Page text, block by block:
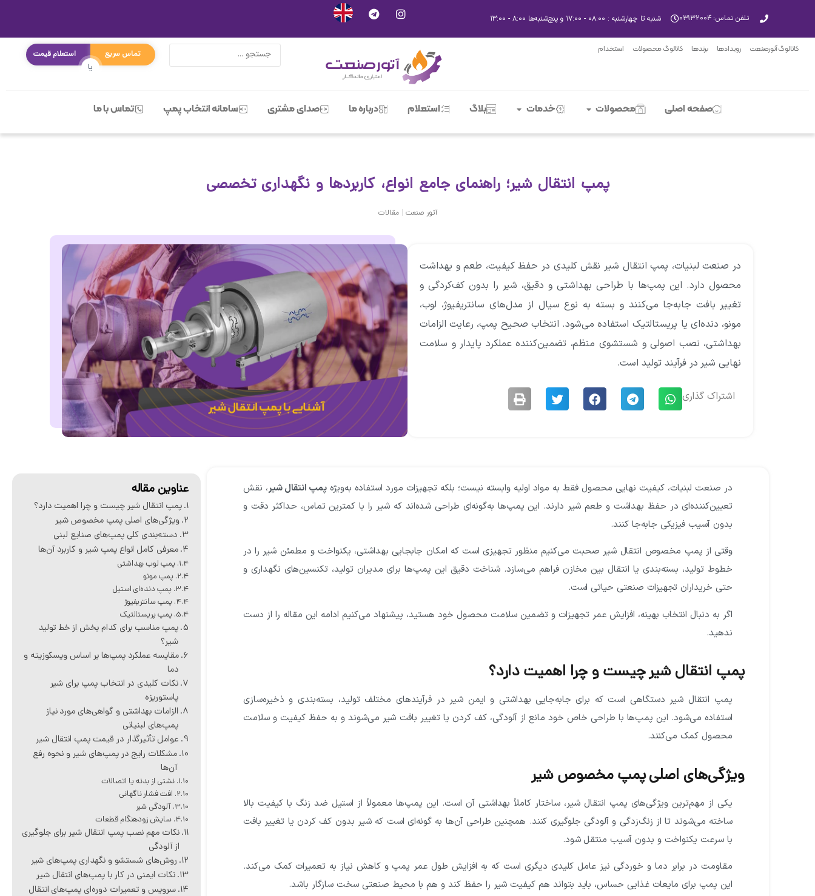
تلفن تماس: ۰۳۱۳۲۰۰۴ شنبه تا چهارشنبه : ۰۸:۰۰ - ۱۷:۰۰ و پنچ‌شنبه‌ها ۸:۰۰ - ۱۳:۰۰
کاتالوگ آتورصنعت رویدادها برندها کاتالوگ محصولات استخدام
استعلام قیمت
یا
تماس سریع
صفحه اصلی محصولات خدمات بلاگ استعلام درباره ما صدای مشتری سامانه انتخاب پمپ تماس با ما
پمپ انتقال شیر؛ راهنمای جامع انواع، کاربردها و نگهداری تخصصی
آتور صنعت| مقالات
در صنعت لبنیات، پمپ انتقال شیر نقش کلیدی در حفظ کیفیت، طعم و بهداشت
محصول دارد. این پمپ‌ها با طراحی بهداشتی و دقیق، شیر را بدون کف‌کردگی و
تغییر بافت جابه‌جا می‌کنند و بسته به نوع سیال از مدل‌های سانتریفیوژ، لوب،
مونو، دنده‌ای یا پریستالتیک استفاده می‌شود. انتخاب صحیح پمپ، رعایت الزامات
بهداشتی، نصب اصولی و شستشوی منظم، تضمین‌کننده عملکرد پایدار و سلامت
نهایی شیر در فرآیند تولید است.
اشتراک گذاری
عناوین مقاله
پمپ انتقال شیر چیست و چرا اهمیت دارد؟
ویژگی‌های اصلی پمپ مخصوص شیر
دسته‌بندی کلی پمپ‌های صنایع لبنی
معرفی کامل انواع پمپ شیر و کاربرد آن‌ها
پمپ لوب بهداشتی
پمپ مونو
پمپ دنده‌ای استیل
پمپ سانتریفیوژ
پمپ پریستالتیک
پمپ مناسب برای کدام بخش از خط تولید
شیر؟
مقایسه عملکرد پمپ‌ها بر اساس ویسکوزیته و
دما
نکات کلیدی در انتخاب پمپ برای شیر
پاستوریزه
الزامات بهداشتی و گواهی‌های مورد نیاز
پمپ‌های لبنیاتی
عوامل تأثیرگذار در قیمت پمپ انتقال شیر
مشکلات رایج در پمپ‌های شیر و نحوه رفع
آن‌ها
نشتی از بدنه یا اتصالات
افت فشار ناگهانی
آلودگی شیر
سایش زودهنگام قطعات
نکات مهم نصب پمپ انتقال شیر برای جلوگیری
از آلودگی
روش‌های شستشو و نگهداری پمپ‌های شیر
نکات ایمنی در کار با پمپ‌های انتقال شیر
سرویس و تعمیرات دوره‌ای پمپ‌های انتقال
در صنعت لبنیات، کیفیت نهایی محصول فقط به مواد اولیه وابسته نیست؛ بلکه تجهیزات مورد استفاده به‌ویژهپمپ انتقال شیر، نقش
تعیین‌کننده‌ای در حفظ بهداشت و طعم شیر دارند. این پمپ‌ها به‌گونه‌ای طراحی شده‌اند که شیر را با کمترین تماس، حداکثر دقت و
بدون آسیب فیزیکی جابه‌جا کنند.
وقتی از پمپ مخصوص انتقال شیر صحبت می‌کنیم منظور تجهیزی است که امکان جابجایی بهداشتی، یکنواخت و مطمئن شیر را در
خطوط تولید، بسته‌بندی یا انتقال بین مخازن فراهم می‌سازد. شناخت دقیق این پمپ‌ها برای مدیران تولید، تکنسین‌های نگهداری و
حتی خریداران تجهیزات صنعتی حیاتی است.
اگر به دنبال انتخاب بهینه، افزایش عمر تجهیزات و تضمین سلامت محصول خود هستید، پیشنهاد می‌کنیم ادامه این مقاله را از دست
ندهید.
پمپ انتقال شیر چیست و چرا اهمیت دارد؟
پمپ انتقال شیر دستگاهی است که برای جابه‌جایی بهداشتی و ایمن شیر در فرآیندهای مختلف تولید، بسته‌بندی و ذخیره‌سازی
استفاده می‌شود. این پمپ‌ها با طراحی خاص خود مانع از آلودگی، کف کردن یا تغییر بافت شیر می‌شوند و به حفظ کیفیت و سلامت
محصول کمک می‌کنند.
ویژگی‌های اصلی پمپ مخصوص شیر
یکی از مهم‌ترین ویژگی‌های پمپ انتقال شیر، ساختار کاملاً بهداشتی آن است. این پمپ‌ها معمولاً از استیل ضد زنگ با کیفیت بالا
ساخته می‌شوند تا از زنگ‌زدگی و آلودگی جلوگیری کنند. همچنین طراحی آن‌ها به گونه‌ای است که شیر بدون کف کردن یا تغییر بافت
با سرعت یکنواخت و بدون آسیب منتقل شود.
مقاومت در برابر دما و خوردگی نیز عامل کلیدی دیگری‌ است که به افزایش طول عمر پمپ و کاهش نیاز به تعمیرات کمک می‌کند.
این پمپ برای مایعات غذایی حساس، باید بتواند هم کیفیت شیر را حفظ کند و هم با محیط صنعتی سخت سازگار باشد.